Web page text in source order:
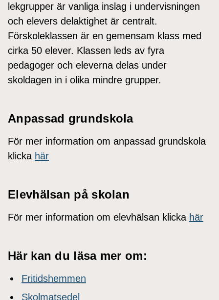
lekgrupper är vanliga inslag i undervisningen
och elevers delaktighet är centralt.
Förskoleklassen är en gemensam klass med
cirka 50 elever. Klassen leds av fyra
pedagoger och eleverna delas under
skoldagen in i olika mindre grupper.
Anpassad grundskola
För mer information om anpassad grundskola
klicka här
Elevhälsan på skolan
För mer information om elevhälsan klicka här
Här kan du läsa mer om:
Fritidshemmen
Skolmatsedel